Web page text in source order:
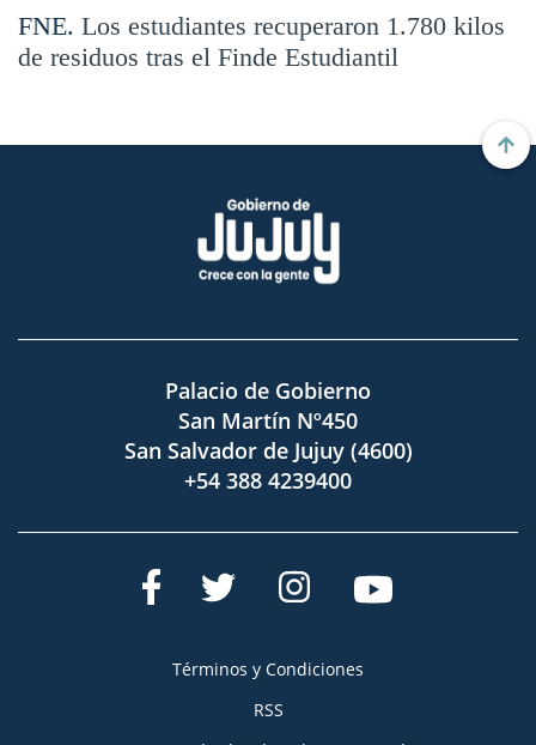
FNE. Los estudiantes recuperaron 1.780 kilos
de residuos tras el Finde Estudiantil
Palacio de Gobierno
San Martín Nº450
San Salvador de Jujuy (4600)
+54 388 4239400
Términos y Condiciones
RSS